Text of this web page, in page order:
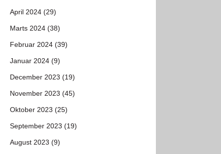
April 2024 (29)
Marts 2024 (38)
Februar 2024 (39)
Januar 2024 (9)
December 2023 (19)
November 2023 (45)
Oktober 2023 (25)
September 2023 (19)
August 2023 (9)